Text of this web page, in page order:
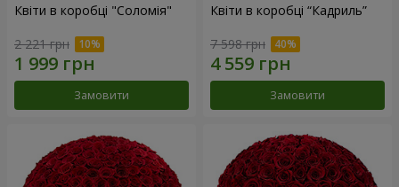
Квіти в коробці "Соломія"
2 221 грн
Замовити
Квіти в коробці “Кадриль”
7 598 грн
Замовити